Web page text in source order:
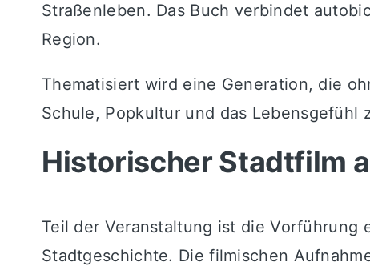
Straßenleben. Das Buch verbindet
Region.
Thematisiert wird eine Generation, die
Schule, Popkultur und das Lebensgefühl
Historischer Stadtfilm
Teil der Veranstaltung ist die Vorführung
Stadtgeschichte. Die filmischen